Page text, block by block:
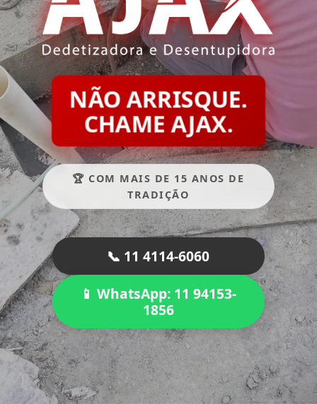
NÃO ARRISQUE.
CHAME AJAX.
🏆 COM MAIS DE 15 ANOS DE
TRADIÇÃO
📞 11 4114-6060
📱 WhatsApp: 11 94153-
1856